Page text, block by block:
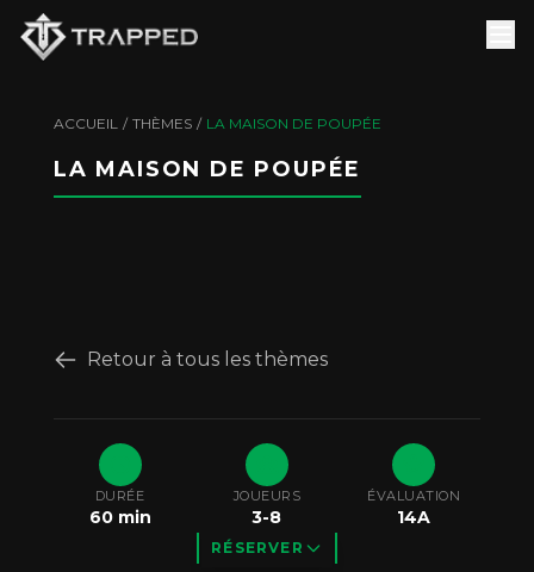
ACCUEIL / THÈMES / LA MAISON DE POUPÉE
LA MAISON DE POUPÉE
Retour à tous les thèmes
DURÉE
60 min
JOUEURS
3-8
ÉVALUATION
14A
RÉSERVER